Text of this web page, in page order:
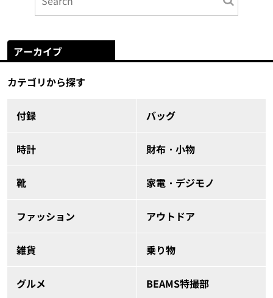
アーカイブ
カテゴリから探す
付録 バッグ
時計 財布・小物
靴 家電・デジモノ
ファッション アウトドア
雑貨 乗り物
グルメ BEAMS特撮部